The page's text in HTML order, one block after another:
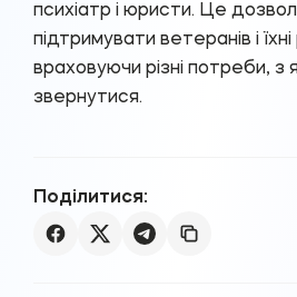
психіатр і юристи. Це
підтримувати ветеранів і
враховуючи різні потреби, з
звернутися.
Поділитися: